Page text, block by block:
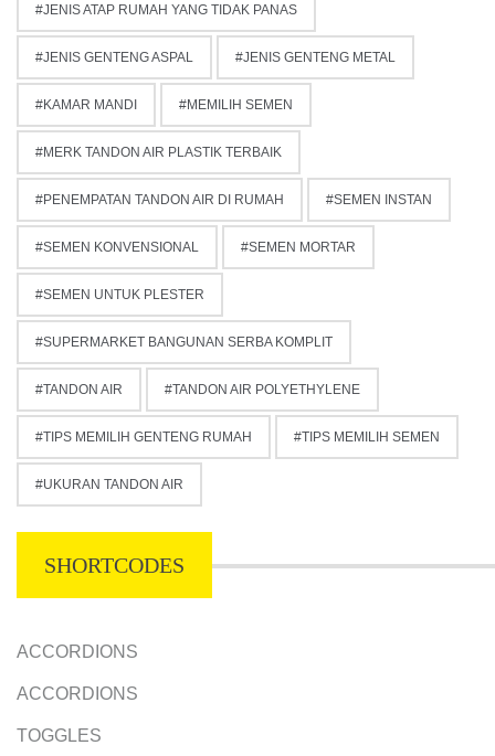
JENIS ATAP RUMAH YANG TIDAK PANAS
JENIS GENTENG ASPAL JENIS GENTENG METAL
KAMAR MANDI MEMILIH SEMEN
MERK TANDON AIR PLASTIK TERBAIK
PENEMPATAN TANDON AIR DI RUMAH SEMEN INSTAN
SEMEN KONVENSIONAL SEMEN MORTAR
SEMEN UNTUK PLESTER
SUPERMARKET BANGUNAN SERBA KOMPLIT
TANDON AIR TANDON AIR POLYETHYLENE
TIPS MEMILIH GENTENG RUMAH TIPS MEMILIH SEMEN
UKURAN TANDON AIR
SHORTCODES
ACCORDIONS
ACCORDIONS
TOGGLES